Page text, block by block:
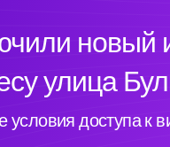
новый
улица
условия доступа к